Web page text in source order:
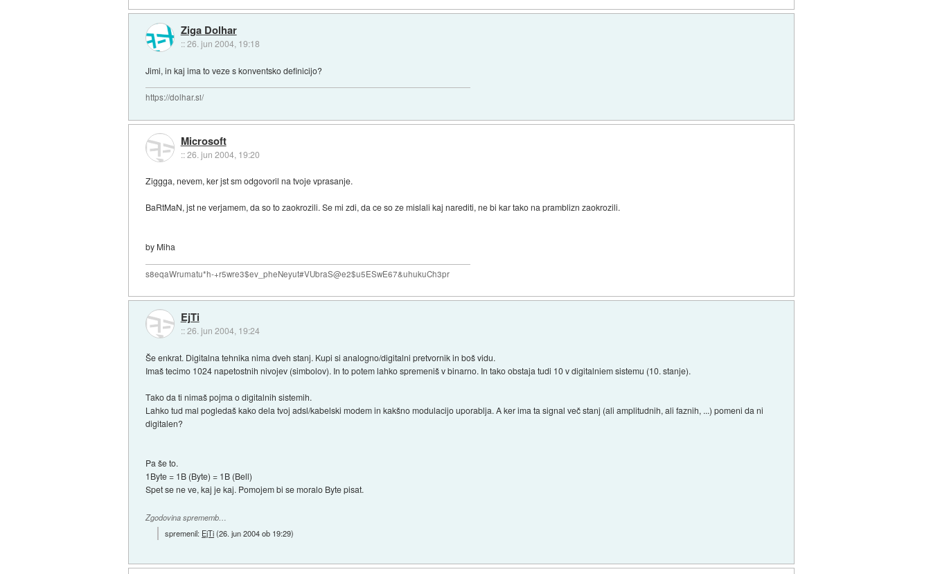
Ziga Dolhar
::26. jun 2004, 19:18
Jimi, in kaj ima to veze s konventsko definicijo?
https://dolhar.si/
Microsoft
::26. jun 2004, 19:20
Ziggga, nevem, ker jst sm odgovoril na tvoje vprasanje.
BaRtMaN, jst ne verjamem, da so to zaokrozili. Se mi zdi, da ce so ze mislali kaj narediti, ne bi kar tako na pramblizn zaokrozili.
by Miha
s8eqaWrumatu*h-+r5wre3$ev_pheNeyut#VUbraS@e2$u5ESwE67&uhukuCh3pr
EjTi
::26. jun 2004, 19:24
Še enkrat. Digitalna tehnika nima dveh stanj. Kupi si analogno/digitalni pretvornik in boš vidu.
Imaš tecimo 1024 napetostnih nivojev (simbolov). In to potem lahko spremeniš v binarno. In tako obstaja tudi 10 v digitalniem sistemu (10. stanje).
Tako da ti nimaš pojma o digitalnih sistemih.
Lahko tud mal pogledaš kako dela tvoj adsl/kabelski modem in kakšno modulacijo uporablja. A ker ima ta signal več stanj (ali amplitudnih, ali faznih, ...) pomeni da ni
digitalen?
Pa še to.
1Byte = 1B (Byte) = 1B (Bell)
Spet se ne ve, kaj je kaj. Pomojem bi se moralo Byte pisat.
Zgodovina sprememb…
spremenil: EjTi(26. jun 2004 ob 19:29)